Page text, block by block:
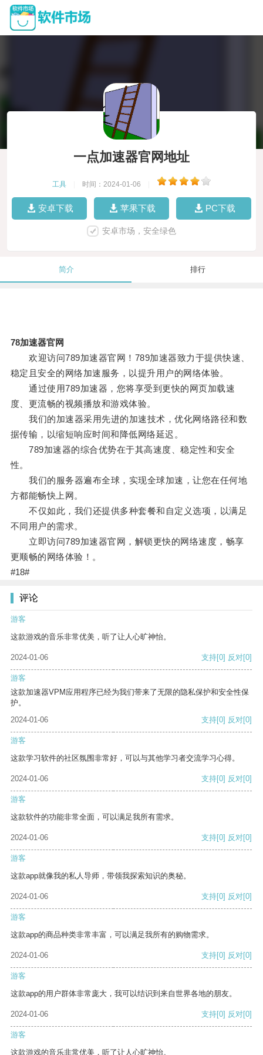
一点加速器官网地址
工具 时间：2024-01-06
安卓下载 苹果下载 PC下载
安卓市场，安全绿色
简介 排行
78加速器官网
欢迎访问789加速器官网！789加速器致力于提供快速、
稳定且安全的网络加速服务，以提升用户的网络体验。
通过使用789加速器，您将享受到更快的网页加载速
度、更流畅的视频播放和游戏体验。
我们的加速器采用先进的加速技术，优化网络路径和数
据传输，以缩短响应时间和降低网络延迟。
789加速器的综合优势在于其高速度、稳定性和安全
性。
我们的服务器遍布全球，实现全球加速，让您在任何地
方都能畅快上网。
不仅如此，我们还提供多种套餐和自定义选项，以满足
不同用户的需求。
立即访问789加速器官网，解锁更快的网络速度，畅享
更顺畅的网络体验！。
#18#
评论
游客
这款游戏的音乐非常优美，听了让人心旷神怡。
2024-01-06 支持[0] 反对[0]
游客
这款加速器VPM应用程序已经为我们带来了无限的隐私保护和安全性保
护。
2024-01-06
支持[0] 反对[0]
游客
这款学习软件的社区氛围非常好，可以与其他学习者交流学习心得。
2024-01-06 支持[0] 反对[0]
游客
这款软件的功能非常全面，可以满足我所有需求。
2024-01-06 支持[0] 反对[0]
游客
这款app就像我的私人导师，带领我探索知识的奥秘。
2024-01-06 支持[0] 反对[0]
游客
这款app的商品种类非常丰富，可以满足我所有的购物需求。
2024-01-06 支持[0] 反对[0]
游客
这款app的用户群体非常庞大，我可以结识到来自世界各地的朋友。
2024-01-06 支持[0] 反对[0]
游客
这款游戏的音乐非常优美，听了让人心旷神怡。